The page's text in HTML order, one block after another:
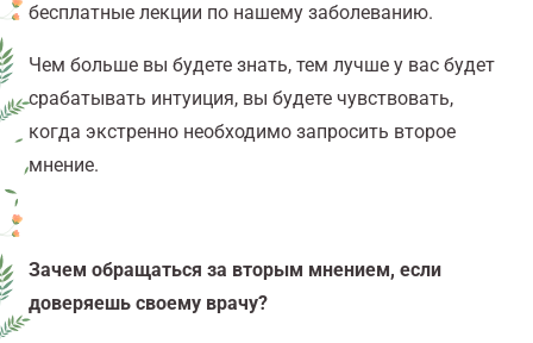
бесплатные лекции по нашему заболеванию.
Чем больше вы будете знать, тем лучше у вас будет
срабатывать интуиция, вы будете чувствовать,
когда экстренно необходимо запросить второе
мнение.
Зачем обращаться за вторым мнением, если
доверяешь своему врачу?